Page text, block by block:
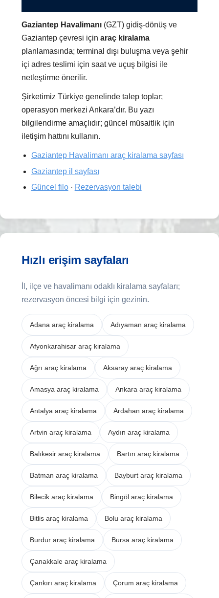
Gaziantep Havalimanı (GZT) gidiş-dönüş ve
Gaziantep çevresi içinaraç kiralama
planlamasında; terminal dışı buluşma veya şehir
içi adres teslimi için saat ve uçuş bilgisi ile
netleştirme önerilir.
Şirketimiz Türkiye genelinde talep toplar;
operasyon merkezi Ankara’dır. Bu yazı
bilgilendirme amaçlıdır; güncel müsaitlik için
iletişim hattını kullanın.
Gaziantep Havalimanı araç kiralama sayfası
Gaziantep il sayfası
Güncel filo· Rezervasyon talebi
Hızlı erişim sayfaları
İl, ilçe ve havalimanı odaklı kiralama sayfaları;
rezervasyon öncesi bilgi için gezinin.
Adana araç kiralama Adıyaman araç kiralama
Afyonkarahisar araç kiralama
Ağrı araç kiralama Aksaray araç kiralama
Amasya araç kiralama Ankara araç kiralama
Antalya araç kiralama Ardahan araç kiralama
Artvin araç kiralama Aydın araç kiralama
Balıkesir araç kiralama Bartın araç kiralama
Batman araç kiralama Bayburt araç kiralama
Bilecik araç kiralama Bingöl araç kiralama
Bitlis araç kiralama Bolu araç kiralama
Burdur araç kiralama Bursa araç kiralama
Çanakkale araç kiralama
Çankırı araç kiralama Çorum araç kiralama